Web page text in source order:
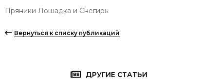
Пряники Лошадка и Снегирь
Вернуться к списку публикаций
ДРУГИЕ СТАТЬИ